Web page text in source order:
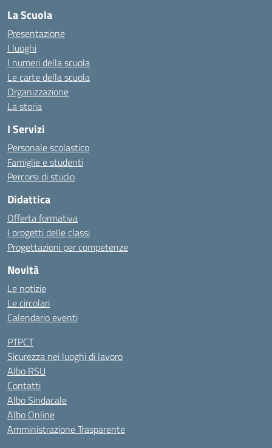
La Scuola
Presentazione
I luoghi
I numeri della scuola
Le carte della scuola
Organizzazione
La storia
I Servizi
Personale scolastico
Famiglie e studenti
Percorsi di studio
Didattica
Offerta formativa
I progetti delle classi
Progettazioni per competenze
Novità
Le notizie
Le circolari
Calendario eventi
PTPCT
Sicurezza nei luoghi di lavoro
Albo RSU
Contatti
Albo Sindacale
Albo Online
Amministrazione Trasparente